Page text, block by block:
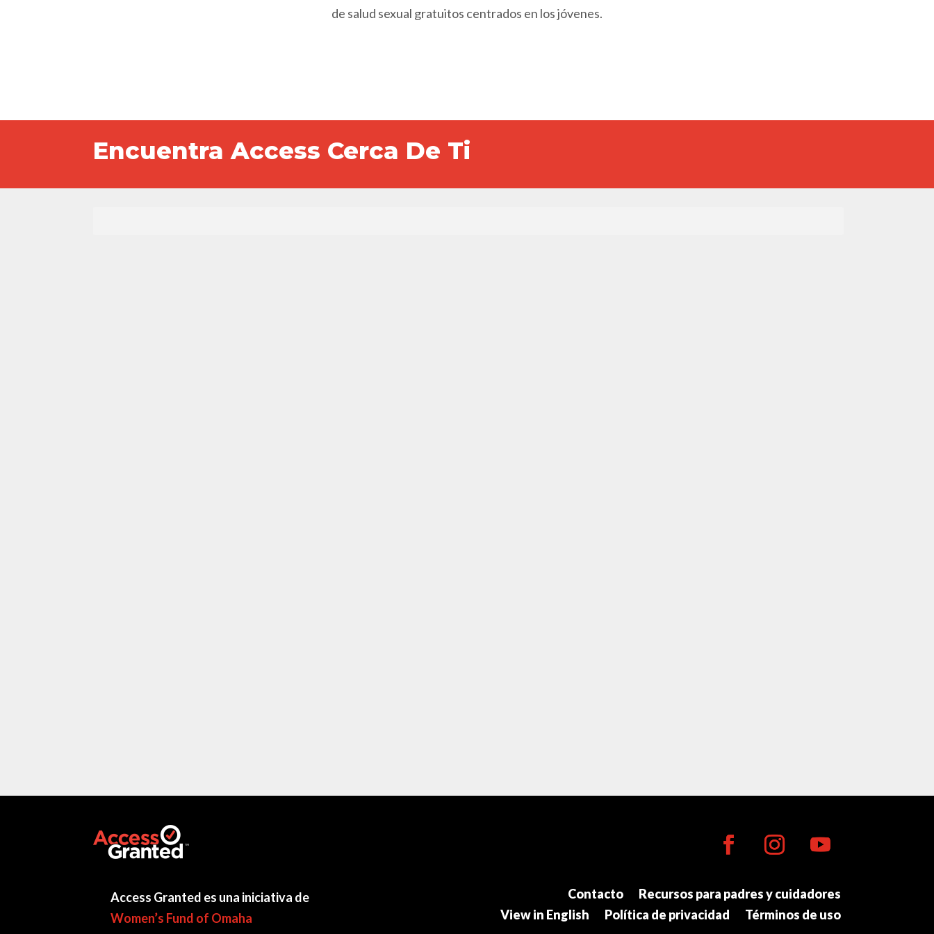
de salud sexual gratuitos centrados en los jóvenes.
Encuentra Access Cerca De Ti
Access Granted es una iniciativa de
Women’s Fund of Omaha
Contacto
Recursos para padres y cuidadores
View in English
Política de privacidad Términos de uso